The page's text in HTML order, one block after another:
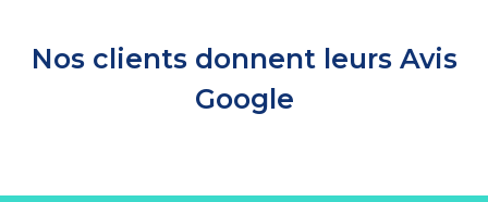
Nos clients donnent leurs Avis
Google